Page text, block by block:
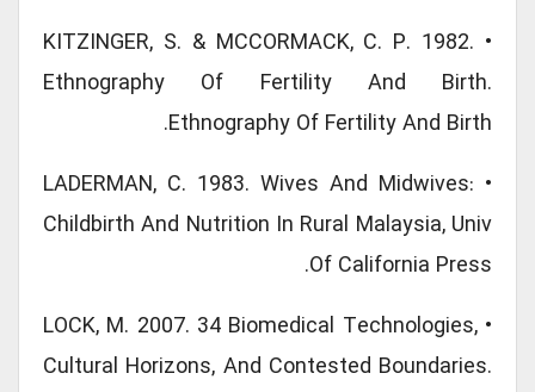
• KITZINGER, S. & MCCORMACK, C. P. 1982.
Ethnography Of Fertility And Birth.
Ethnography Of Fertility And Birth.
• LADERMAN, C. 1983. Wives And Midwives:
Childbirth And Nutrition In Rural Malaysia, Univ
Of California Press.
• LOCK, M. 2007. 34 Biomedical Technologies,
Cultural Horizons, And Contested Boundaries.